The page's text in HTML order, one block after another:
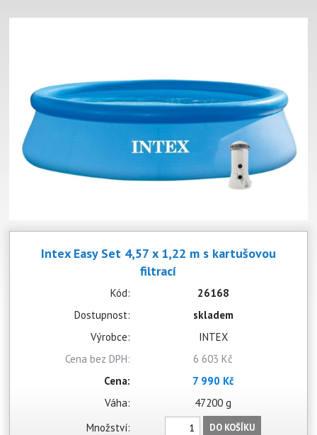
Intex Easy Set 4,57 x 1,22 m s kartušovou
filtrací
Kód:
26168
Dostupnost:
skladem
Výrobce:
INTEX
Cena bez DPH:
6 603 Kč
Cena:
7 990 Kč
Váha:
47200 g
Množství:
DO KOŠÍKU